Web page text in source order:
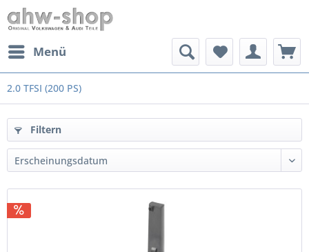
Menü
2.0 TFSI (200 PS)
Filtern